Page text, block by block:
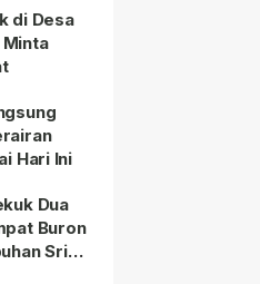
di Desa
Minta
Hari Ini
Dua
Buron
Sri